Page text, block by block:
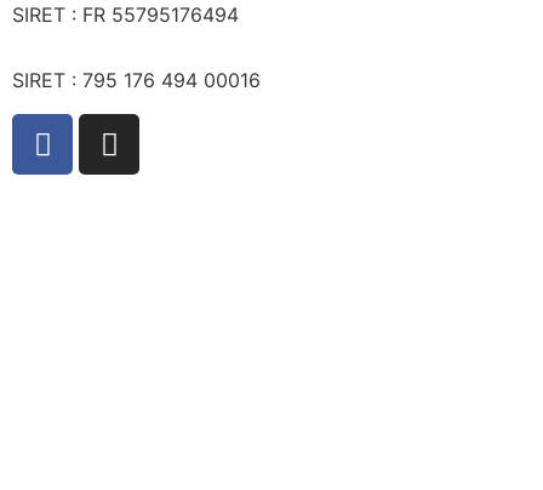
SIRET : FR 55795176494
SIRET : 795 176 494 00016